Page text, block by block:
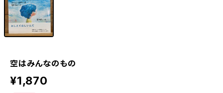
空はみんなのもの
¥1,870